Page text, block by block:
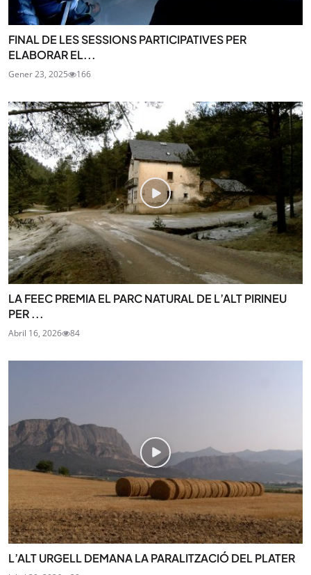
FINAL DE LES SESSIONS PARTICIPATIVES PER
ELABORAR EL...
Gener 23, 2025 166
LA FEEC PREMIA EL PARC NATURAL DE L’ALT PIRINEU
PER ...
Abril 16, 2026 84
L’ALT URGELL DEMANA LA PARALITZACIÓ DEL PLATER